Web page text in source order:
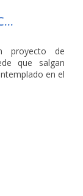
proyecto de
que salgan
en el